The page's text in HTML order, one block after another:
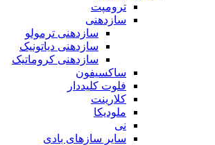
ترومپت
سازدهنی
سازدهنی ترمولو
سازدهنی دیاتونیک
سازدهنی کروماتیک
ساکسیفون
فلوت کلیددار
کلارینت
ملودیکا
نی
سایر سازهای بادی